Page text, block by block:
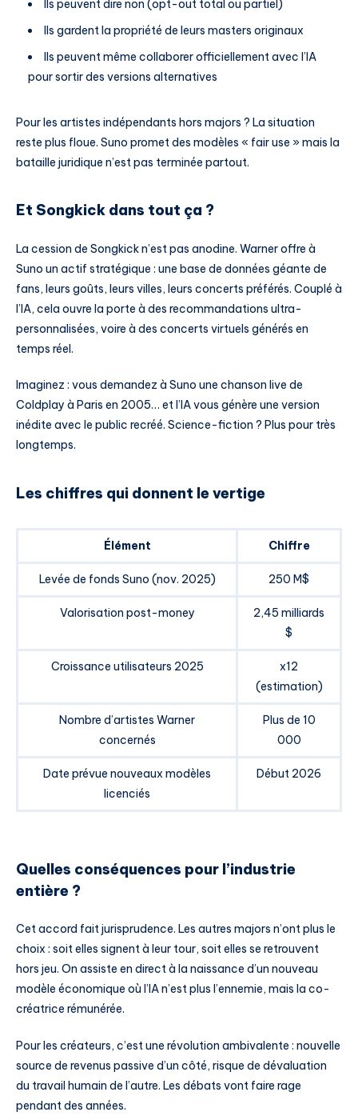
Ils peuvent dire non (opt-out total ou partiel)
Ils gardent la propriété de leurs masters originaux
Ils peuvent même collaborer officiellement avec l’IA
pour sortir des versions alternatives
Pour les artistes indépendants hors majors ? La situation
reste plus floue. Suno promet des modèles « fair use » mais la
bataille juridique n’est pas terminée partout.
Et Songkick dans tout ça ?
La cession de Songkick n’est pas anodine. Warner offre à
Suno un actif stratégique : une base de données géante de
fans, leurs goûts, leurs villes, leurs concerts préférés. Couplé à
l’IA, cela ouvre la porte à des recommandations ultra-
personnalisées, voire à des concerts virtuels générés en
temps réel.
Imaginez : vous demandez à Suno une chanson live de
Coldplay à Paris en 2005… et l’IA vous génère une version
inédite avec le public recréé. Science-fiction ? Plus pour très
longtemps.
Les chiffres qui donnent le vertige
Élément Chiffre
Levée de fonds Suno (nov. 2025) 250 M$
Valorisation post-money
2,45 milliards
$
Croissance utilisateurs 2025
x12
(estimation)
Nombre d’artistes Warner
concernés
Plus de 10
000
Date prévue nouveaux modèles
licenciés
Début 2026
Quelles conséquences pour l’industrie
entière ?
Cet accord fait jurisprudence. Les autres majors n’ont plus le
choix : soit elles signent à leur tour, soit elles se retrouvent
hors jeu. On assiste en direct à la naissance d’un nouveau
modèle économique où l’IA n’est plus l’ennemie, mais la co-
créatrice rémunérée.
Pour les créateurs, c’est une révolution ambivalente : nouvelle
source de revenus passive d’un côté, risque de dévaluation
du travail humain de l’autre. Les débats vont faire rage
pendant des années.